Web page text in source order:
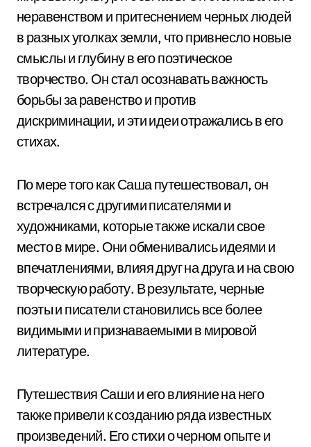
неравенством и притеснением черных людей
в разных уголках земли, что привнесло новые
смыслы и глубину в его поэтическое
творчество. Он стал осознавать важность
борьбы за равенство и против
дискриминации, и эти идеи отражались в его
стихах.
По мере того как Саша путешествовал, он
встречался с другими писателями и
художниками, которые также искали свое
место в мире. Они обменивались идеями и
впечатлениями, влияя друг на друга и на свою
творческую работу. В результате, черные
поэты и писатели становились все более
видимыми и признаваемыми в мировой
литературе.
Путешествия Саши и его влияние на него
также привели к созданию ряда известных
произведений. Его стихи о черном опыте и